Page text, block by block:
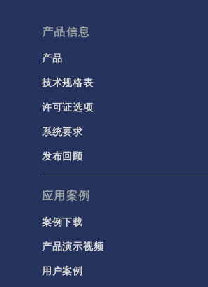
流体流动颗粒跟踪
电磁学
RF 与微波工程
低频电磁学
半导体器件
带电粒子追踪
波动光学
等离子体物理
科学新闻
产品信息
产品
技术规格表
许可证选项
系统要求
发布回顾
应用案例
案例下载
产品演示视频
用户案例